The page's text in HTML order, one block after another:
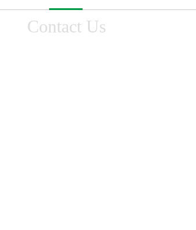
Contact Us